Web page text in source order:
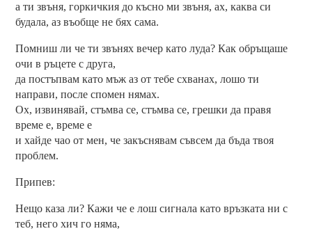
а ти звъня, горкичкия до късно ми звъня, ах, каква си
будала, аз въобще не бях сама.
Помниш ли че ти звънях вечер като луда? Как обръщаше
очи в ръцете с друга,
да постъпвам като мъж аз от тебе схванах, лошо ти
направи, после спомен нямах.
Ох, извинявай, стъмва се, стъмва се, грешки да правя
време е, време е
и хайде чао от мен, че закъснявам съвсем да бъда твоя
проблем.
Припев:
Нещо каза ли? Кажи че е лош сигнала като връзката ни с
теб, него хич го няма,